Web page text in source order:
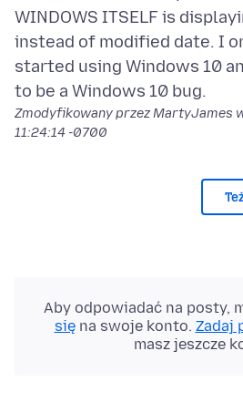
WINDOWS ITSELF is
instead of modified date. I
started using Windows 10
Zmodyfikowany przez MartyJames
11:24:14 -0700
Aby odpowiadać na posty,
sięna swoje konto. Zadaj
masz jeszcze